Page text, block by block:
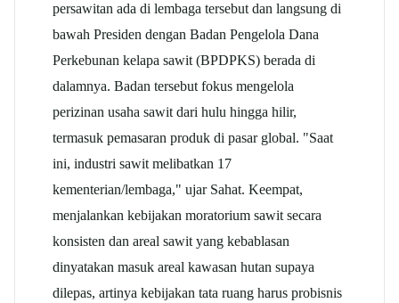
persawitan ada di lembaga tersebut dan langsung di
bawah Presiden dengan Badan Pengelola Dana
Perkebunan kelapa sawit(BPDPKS) berada di
dalamnya. Badan tersebut fokus mengelola
perizinan usaha sawit dari hulu hingga hilir,
termasuk pemasaran produk di pasar global. "Saat
ini, industri sawit melibatkan 17
kementerian/lembaga," ujar Sahat. Keempat,
menjalankan kebijakan moratorium sawit secara
konsisten dan areal sawit yang kebablasan
dinyatakan masuk areal kawasan hutan supaya
dilepas, artinya kebijakan tata ruang harus probisnis